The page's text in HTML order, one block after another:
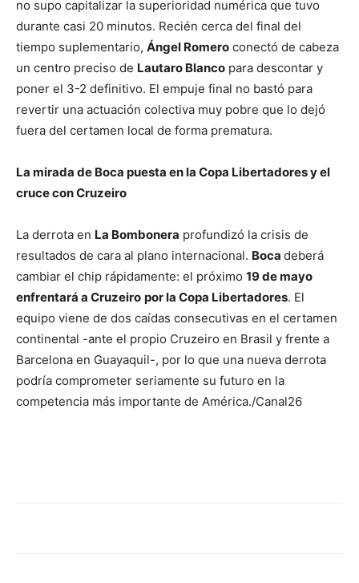
no supo capitalizar la superioridad numérica que tuvo
durante casi 20 minutos. Recién cerca del final del
tiempo suplementario, Ángel Romero conectó de cabeza
un centro preciso de Lautaro Blanco para descontar y
poner el 3-2 definitivo. El empuje final no bastó para
revertir una actuación colectiva muy pobre que lo dejó
fuera del certamen local de forma prematura.
La mirada de Boca puesta en la Copa Libertadores y el
cruce con Cruzeiro
La derrota en La Bombonera profundizó la crisis de
resultados de cara al plano internacional. Boca deberá
cambiar el chip rápidamente: el próximo 19 de mayo
enfrentará a Cruzeiro por la Copa Libertadores. El
equipo viene de dos caídas consecutivas en el certamen
continental -ante el propio Cruzeiro en Brasil y frente a
Barcelona en Guayaquil-, por lo que una nueva derrota
podría comprometer seriamente su futuro en la
competencia más importante de América./Canal26